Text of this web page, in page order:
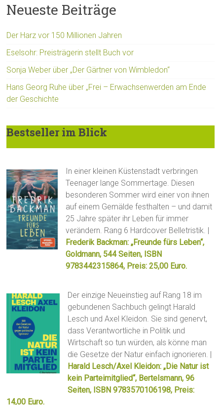
Neueste Beiträge
Der Harz vor 150 Millionen Jahren
Eselsohr: Preisträgerin stellt Buch vor
Sonja Weber über „Der Gärtner von Wimbledon“
Hans Georg Ruhe über „Frei – Erwachsenwerden am Ende
der Geschichte
Bestseller im Blick
In einer kleinen Küstenstadt verbringen
Teenager lange Sommertage. Diesen
besonderen Sommer wird einer von ihnen
auf einem Gemälde festhalten – und damit
25 Jahre später ihr Leben für immer
verändern. Rang 6 Hardcover Belletristik. |
Frederik Backman: „Freunde fürs Leben“,
Goldmann, 544 Seiten, ISBN
9783442315864, Preis: 25,00 Euro.
Der einzige Neueinstieg auf Rang 18 im
gebundenen Sachbuch gelingt Harald
Lesch und Axel Kleidon. Sie sind genervt,
dass Verantwortliche in Politik und
Wirtschaft so tun würden, als könne man
die Gesetze der Natur einfach ignorieren. |
Harald Lesch/Axel Kleidon: „Die Natur ist
kein Parteimitglied“, Bertelsmann, 96
Seiten, ISBN 9783570106198, Preis:
14,00 Euro.